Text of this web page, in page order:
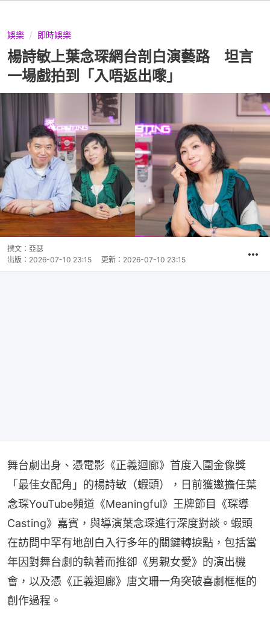
娛樂 即時娛樂
楊詩敏上葉念琛網台剖白演藝路 坦言
一場戲拍到「入唔返出嚟」
撰文： 亞瑟
出版： 2026-07-10 23:15 更新： 2026-07-10 23:15
舞台劇出身、憑電影《正義迴廊》首度入圍金像獎
「最佳女配角」的楊詩敏（蝦頭），日前獲邀擔任葉
念琛YouTube頻道《Meaningful》王牌節目《琛導
Casting》嘉賓，與導演葉念琛進行深度對談。蝦頭
在訪問中罕有地剖白入行多年的關鍵轉捩點，包括當
年因對舞台劇的執著而推卻《男親女愛》的演出機
會，以及憑《正義迴廊》唐文珊一角突破喜劇框框的
創作過程。